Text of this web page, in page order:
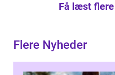
Få læst
Flere Nyheder